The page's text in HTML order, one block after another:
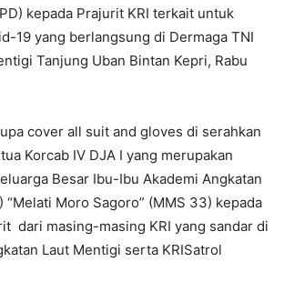
kepada Prajurit KRI terkait untuk
19 yang berlangsung di Dermaga TNI
Tanjung Uban Bintan Kepri, Rabu
cover all suit and gloves di serahkan
Korcab IV DJA I yang merupakan
Besar Ibu-Ibu Akademi Angkatan
Moro Sagoro” (MMS 33) kepada
dari masing-masing KRI yang sandar di
Laut Mentigi serta KRISatrol